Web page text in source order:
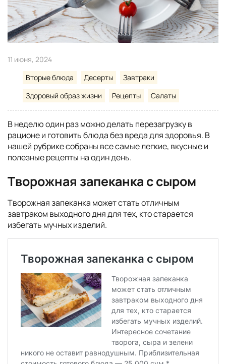
11 июня, 2024
Вторые блюда
Десерты
Завтраки
Здоровый образ жизни
Рецепты Салаты
В неделю один раз можно делать перезагрузку в
рационе и готовить блюда без вреда для здоровья. В
нашей рубрике собраны все самые легкие, вкусные и
полезные рецепты на один день.
Творожная запеканка с сыром
Творожная запеканка может стать отличным
завтраком выходного дня для тех, кто старается
избегать мучных изделий.